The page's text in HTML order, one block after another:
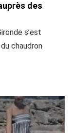
des
s’est
chaudron